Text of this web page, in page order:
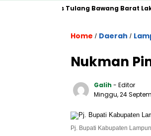
Polwan Polres Tulang Bawang Barat
Home / Daerah /
Nukman
Galih - Editor
Minggu, 24
Pj. Bupati Kabupaten